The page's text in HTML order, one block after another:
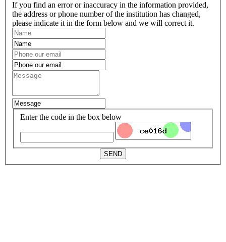
If you find an error or inaccuracy in the information provided,
the address or phone number of the institution has changed,
please indicate it in the form below and we will correct it.
Enter the code in the box below
SEND